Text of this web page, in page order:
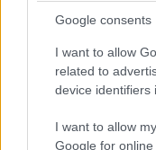
Google consents
I want to allow
related to
device identifiers
I want to allow
Google for
particolarmente
utenti che
che potenza dei
sonoro più
un business case